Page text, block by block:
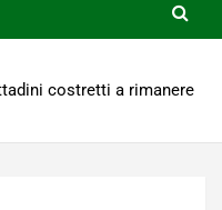
costretti a rimanere